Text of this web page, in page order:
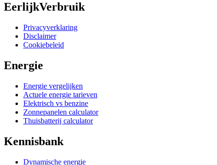
EerlijkVerbruik
Privacyverklaring
Disclaimer
Cookiebeleid
Energie
Energie vergelijken
Actuele energie tarieven
Elektrisch vs benzine
Zonnepanelen calculator
Thuisbatterij calculator
Kennisbank
Dynamische energie